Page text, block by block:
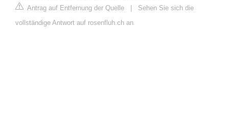
Antrag auf Entfernung der Quelle
Sehen Sie sich die
vollständige Antwort auf rosenfluh.ch an